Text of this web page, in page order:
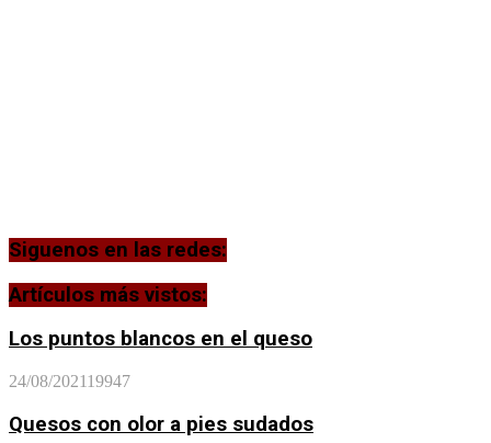
Siguenos en las redes:
Artículos más vistos:
Los puntos blancos en el queso
24/08/202119947
Quesos con olor a pies sudados